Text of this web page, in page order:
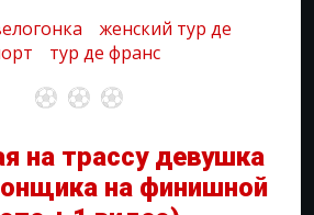
женский тур де
тур де франс
на трассу девушка
на финишной